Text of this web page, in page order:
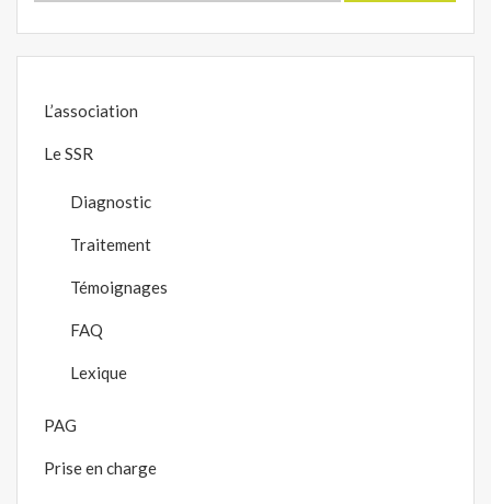
L’association
Le SSR
Diagnostic
Traitement
Témoignages
FAQ
Lexique
PAG
Prise en charge